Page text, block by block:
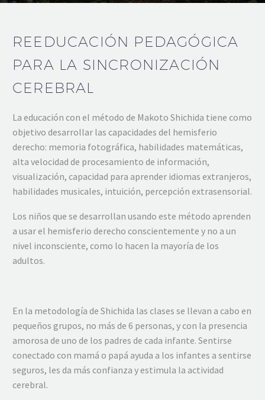
REEDUCACIÓN PEDAGÓGICA
PARA LA SINCRONIZACIÓN
CEREBRAL
La educación con el método de Makoto Shichida tiene como
objetivo desarrollar las capacidades del hemisferio
derecho: memoria fotográfica, habilidades matemáticas,
alta velocidad de procesamiento de información,
visualización, capacidad para aprender idiomas extranjeros,
habilidades musicales, intuición, percepción extrasensorial.
Los niños que se desarrollan usando este método aprenden
a usar el hemisferio derecho conscientemente y no a un
nivel inconsciente, como lo hacen la mayoría de los
adultos.
En la metodología de Shichida las clases se llevan a cabo en
pequeños grupos, no más de 6 personas, y con la presencia
amorosa de uno de los padres de cada infante. Sentirse
conectado con mamá o papá ayuda a los infantes a sentirse
seguros, les da más confianza y estimula la actividad
cerebral.